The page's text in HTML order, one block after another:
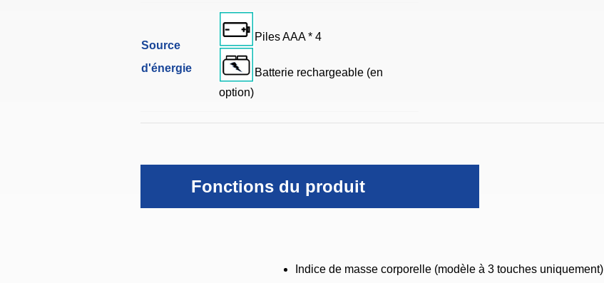
Source
d'énergie
Piles AAA * 4
Batterie rechargeable (en
option)
Fonctions du produit
Indice de masse corporelle (modèle à 3 touches uniquement)